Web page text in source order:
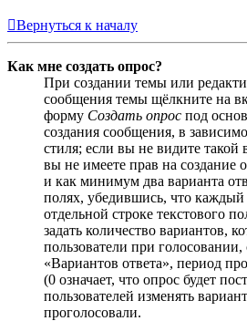
Вернуться к началу
Как мне создать опрос?
При создании темы или
сообщения темы щёлкните на
форму Создать опрос под
создания сообщения, в
стиля; если вы не видите
вы не имеете прав на создание
и как минимум два варианта
полях, убедившись, что каждый
отдельной строке текстового
задать количество вариантов,
пользователи при
«Вариантов ответа», период
(0 означает, что опрос будет
пользователей изменять
проголосовали.